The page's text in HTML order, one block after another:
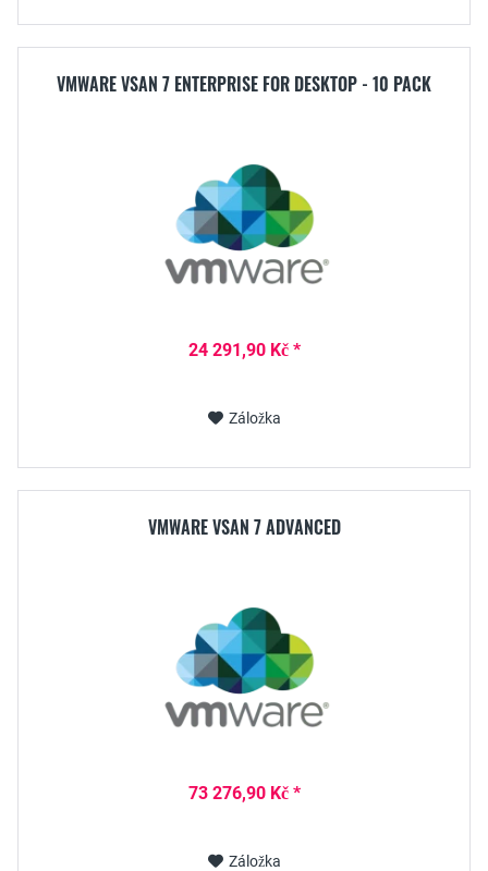
VMWARE VSAN 7 ENTERPRISE FOR DESKTOP - 10 PACK
24 291,90 Kč *
Záložka
VMWARE VSAN 7 ADVANCED
73 276,90 Kč *
Záložka